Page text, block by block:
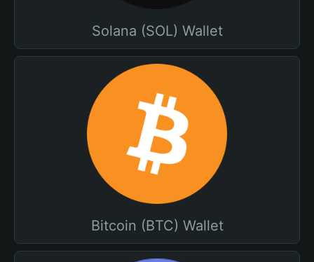
Solana (SOL) Wallet
Bitcoin (BTC) Wallet